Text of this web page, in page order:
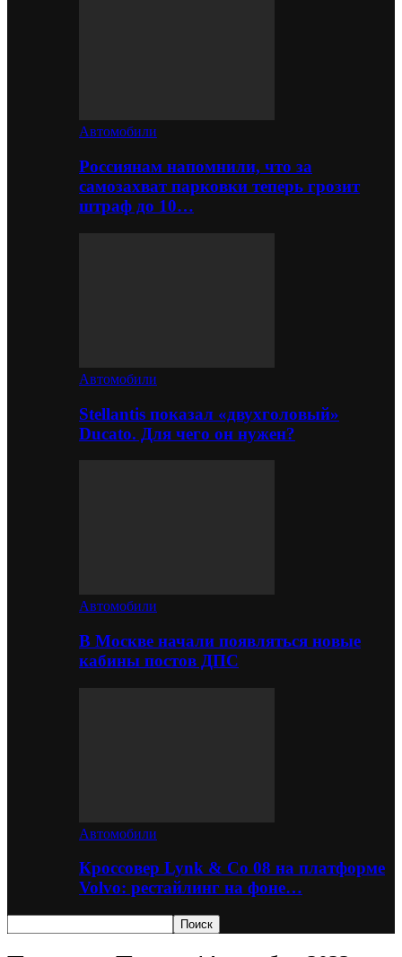
Автомобили
Россиянам напомнили, что за
самозахват парковки теперь грозит
штраф до 10…
Автомобили
Stellantis показал «двухголовый»
Ducato. Для чего он нужен?
Автомобили
В Москве начали появляться новые
кабины постов ДПС
Автомобили
Кроссовер Lynk & Co 08 на платформе
Volvo: рестайлинг на фоне…